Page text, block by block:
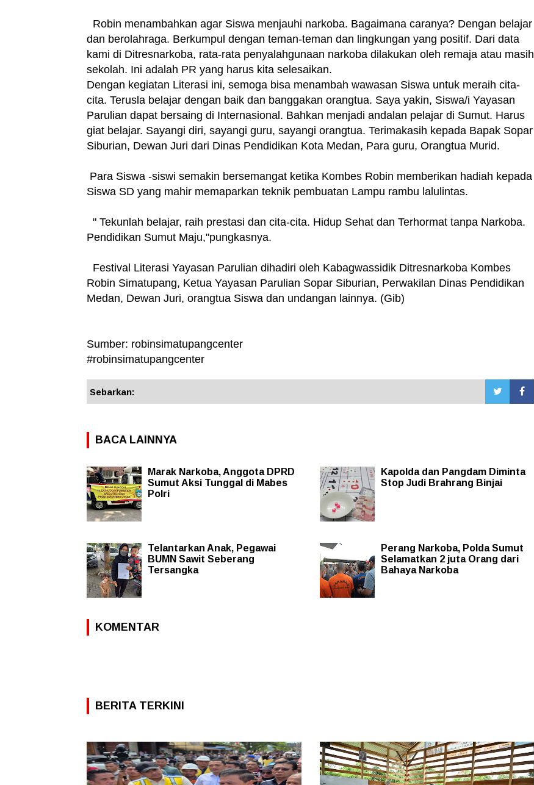
Robin menambahkan agar Siswa menjauhi narkoba. Bagaimana caranya? Dengan belajar
dan berolahraga. Berkumpul dengan teman-teman dan lingkungan yang positif. Dari data
kami di Ditresnarkoba, rata-rata penyalahgunaan narkoba dilakukan oleh remaja atau masih
sekolah. Ini adalah PR yang harus kita selesaikan.
Dengan kegiatan Literasi ini, semoga bisa menambah wawasan Siswa untuk meraih cita-
cita. Terusla belajar dengan baik dan banggakan orangtua. Saya yakin, Siswa/i Yayasan
Parulian dapat bersaing di Internasional. Bahkan menjadi andalan pelajar di Sumut. Harus
giat belajar. Sayangi diri, sayangi guru, sayangi orangtua. Terimakasih kepada Bapak Sopar
Siburian, Dewan Juri dari Dinas Pendidikan Kota Medan, Para guru, Orangtua Murid.
Para Siswa -siswi semakin bersemangat ketika Kombes Robin memberikan hadiah kepada
Siswa SD yang mahir memaparkan teknik pembuatan Lampu rambu lalulintas.
" Tekunlah belajar, raih prestasi dan cita-cita. Hidup Sehat dan Terhormat tanpa Narkoba.
Pendidikan Sumut Maju,"pungkasnya.
Festival Literasi Yayasan Parulian dihadiri oleh Kabagwassidik Ditresnarkoba Kombes
Robin Simatupang, Ketua Yayasan Parulian Sopar Siburian, Perwakilan Dinas Pendidikan
Medan, Dewan Juri, orangtua Siswa dan undangan lainnya. (Gib)
Sumber: robinsimatupangcenter
#robinsimatupangcenter
Sebarkan:
BACA LAINNYA
Marak Narkoba, Anggota DPRD
Sumut Aksi Tunggal di Mabes
Polri
Kapolda dan Pangdam Diminta
Stop Judi Brahrang Binjai
Telantarkan Anak, Pegawai
BUMN Sawit Seberang
Tersangka
Perang Narkoba, Polda Sumut
Selamatkan 2 juta Orang dari
Bahaya Narkoba
KOMENTAR
BERITA TERKINI